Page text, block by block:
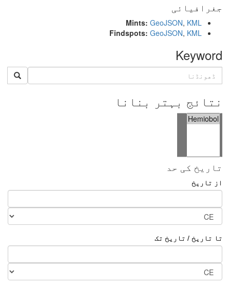
جغرافیائی
Mints: GeoJSON, KML
Findspots: GeoJSON, KML
Keyword
نتائج بہتر بنانا
تاریخ کی حد
از تاریخ
تا تاریخ / تاریخ تک